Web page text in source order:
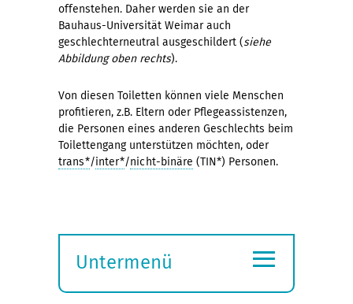
offenstehen. Daher werden sie an der
Bauhaus-Universität Weimar auch
geschlechterneutral ausgeschildert (siehe
Abbildung oben rechts).
Von diesen Toiletten können viele Menschen
profitieren, z.B. Eltern oder Pflegeassistenzen,
die Personen eines anderen Geschlechts beim
Toilettengang unterstützen möchten, oder
trans*/inter*/nicht-binäre (TIN*) Personen.
Untermenü
≡